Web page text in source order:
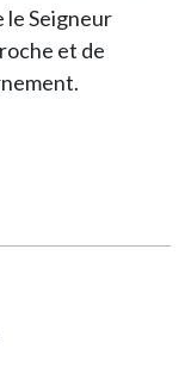
le Seigneur
et de